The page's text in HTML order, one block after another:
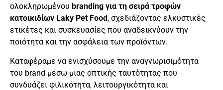
ολοκληρωμένου branding για τη σειρά τροφών
κατοικιδίων Laky Pet Food , σχεδιάζοντας ελκυστικές
ετικέτες και συσκευασίες που αναδεικνύουν την
ποιότητα και την ασφάλεια των προϊόντων.
Καταφέραμε να ενισχύσουμε την αναγνωρισιμότητα
του brand μέσω μιας οπτικής ταυτότητας που
συνδυάζει φιλικότητα, λειτουργικότητα και